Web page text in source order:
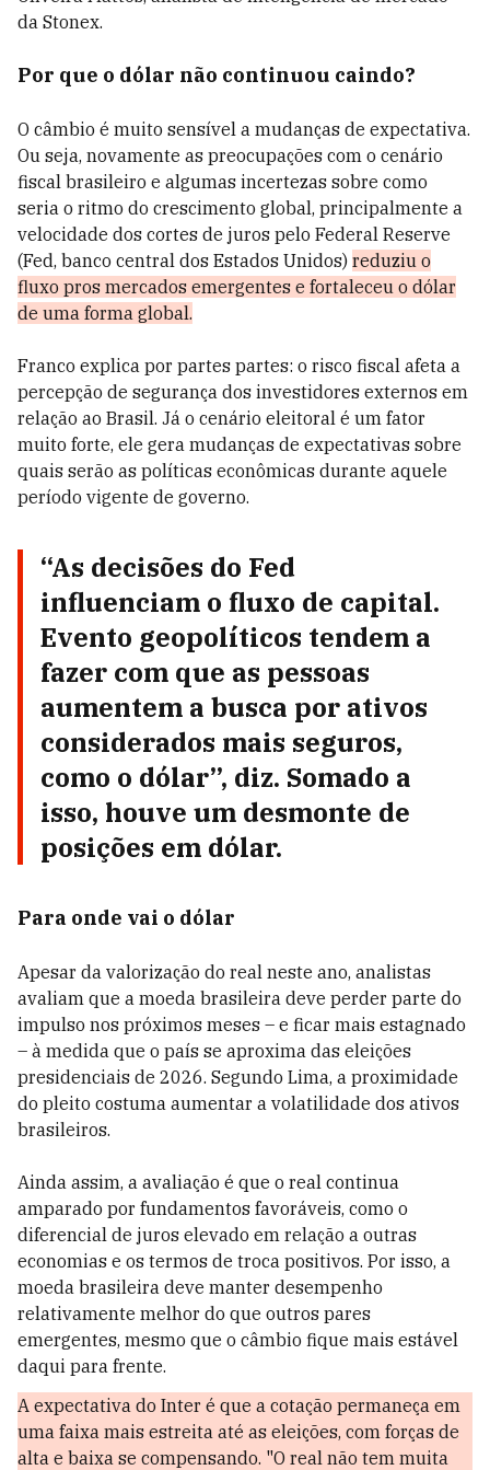
da Stonex.
Por que o dólar não continuou caindo?
O câmbio é muito sensível a mudanças de expectativa.
Ou seja, novamente as preocupações com o cenário
fiscal brasileiro e algumas incertezas sobre como
seria o ritmo do crescimento global, principalmente a
velocidade dos cortes de juros pelo Federal Reserve
(Fed, banco central dos Estados Unidos) reduziu o
fluxo pros mercados emergentes e fortaleceu o dólar
de uma forma global.
Franco explica por partes partes: o risco fiscal afeta a
percepção de segurança dos investidores externos em
relação ao Brasil. Já o cenário eleitoral é um fator
muito forte, ele gera mudanças de expectativas sobre
quais serão as políticas econômicas durante aquele
período vigente de governo.
“As decisões do Fed
influenciam o fluxo de capital.
Evento geopolíticos tendem a
fazer com que as pessoas
aumentem a busca por ativos
considerados mais seguros,
como o dólar”, diz. Somado a
isso, houve um desmonte de
posições em dólar.
Para onde vai o dólar
Apesar da valorização do real neste ano, analistas
avaliam que a moeda brasileira deve perder parte do
impulso nos próximos meses – e ficar mais estagnado
– à medida que o país se aproxima das eleições
presidenciais de 2026. Segundo Lima, a proximidade
do pleito costuma aumentar a volatilidade dos ativos
brasileiros.
Ainda assim, a avaliação é que o real continua
amparado por fundamentos favoráveis, como o
diferencial de juros elevado em relação a outras
economias e os termos de troca positivos. Por isso, a
moeda brasileira deve manter desempenho
relativamente melhor do que outros pares
emergentes, mesmo que o câmbio fique mais estável
daqui para frente.
A expectativa do Inter é que a cotação permaneça em
uma faixa mais estreita até as eleições, com forças de
alta e baixa se compensando. "O real não tem muita